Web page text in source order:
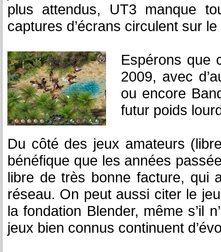
plus attendus, UT3 manque
captures d’écrans circulent sur
Espérons que
2009, avec
ou encore
futur poids
Du côté des jeux amateurs
bénéfique que les années
libre de très bonne facture, qui
réseau. On peut aussi citer le
la fondation Blender, même s’il
jeux bien connus continuent